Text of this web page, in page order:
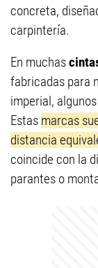
concreta,
carpintería.
En muchas
fabricadas para
imperial,
Estas marcas
distancia
coincide con la
parantes o